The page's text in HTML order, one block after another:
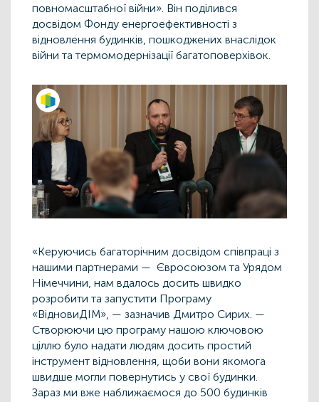
повномасштабної війни». Він поділився
досвідом Фонду енергоефективності з
відновлення будинків, пошкоджених внаслідок
війни та термомодернізації багатоповерхівок.
«Керуючись багаторічним досвідом співпраці з
нашими партнерами — Євросоюзом та Урядом
Німеччини, нам вдалось досить швидко
розробити та запустити Програму
«ВідновиДІМ», — зазначив Дмитро Сирих. —
Створюючи цю програму нашою ключовою
ціллю було надати людям досить простий
інструмент відновлення, щоби вони якомога
швидше могли повернутись у свої будинки.
Зараз ми вже наближаємося до 500 будинків